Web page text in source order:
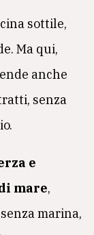
sottile,
Ma qui,
anche
senza
e
mare,
marina,